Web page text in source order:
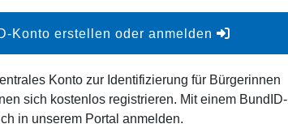
Konto erstellen oder anmelden
Konto zur Identifizierung für Bürgerinnen
sich kostenlos registrieren. Mit einem BundID-
in unserem Portal anmelden.